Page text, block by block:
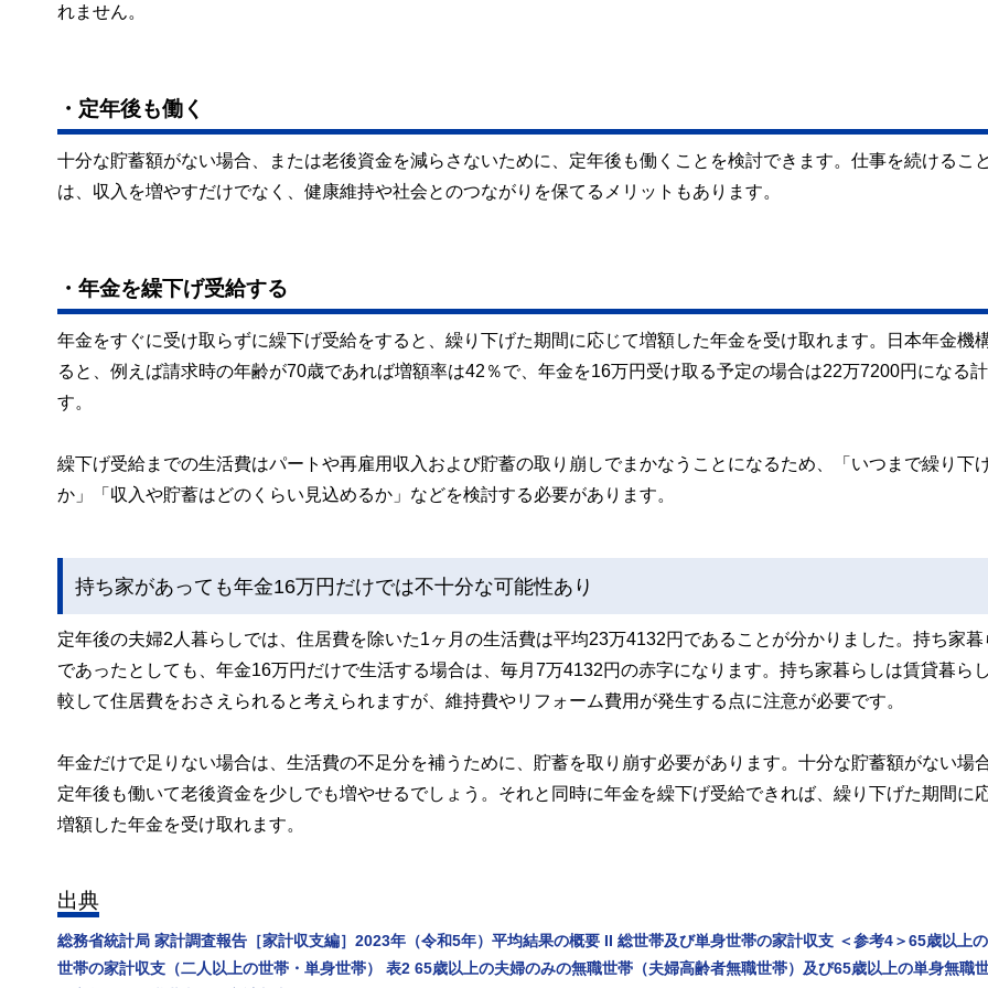
れません。
・定年後も働く
十分な貯蓄額がない場合、または老後資金を減らさないために、定年後も働くことを検討できます。仕事を続けるこ
は、収入を増やすだけでなく、健康維持や社会とのつながりを保てるメリットもあります。
・年金を繰下げ受給する
年金をすぐに受け取らずに繰下げ受給をすると、繰り下げた期間に応じて増額した年金を受け取れます。日本年金機
ると、例えば請求時の年齢が70歳であれば増額率は42％で、年金を16万円受け取る予定の場合は22万7200円になる
す。
繰下げ受給までの生活費はパートや再雇用収入および貯蓄の取り崩しでまかなうことになるため、「いつまで繰り下
か」「収入や貯蓄はどのくらい見込めるか」などを検討する必要があります。
持ち家があっても年金16万円だけでは不十分な可能性あり
定年後の夫婦2人暮らしでは、住居費を除いた1ヶ月の生活費は平均23万4132円であることが分かりました。持ち家暮
であったとしても、年金16万円だけで生活する場合は、毎月7万4132円の赤字になります。持ち家暮らしは賃貸暮ら
較して住居費をおさえられると考えられますが、維持費やリフォーム費用が発生する点に注意が必要です。
年金だけで足りない場合は、生活費の不足分を補うために、貯蓄を取り崩す必要があります。十分な貯蓄額がない場合
定年後も働いて老後資金を少しでも増やせるでしょう。それと同時に年金を繰下げ受給できれば、繰り下げた期間に
増額した年金を受け取れます。
出典
総務省統計局 家計調査報告［家計収支編］2023年（令和5年）平均結果の概要 II 総世帯及び単身世帯の家計収支 ＜参考4＞65歳以上
世帯の家計収支（二人以上の世帯・単身世帯） 表2 65歳以上の夫婦のみの無職世帯（夫婦高齢者無職世帯）及び65歳以上の単身無職